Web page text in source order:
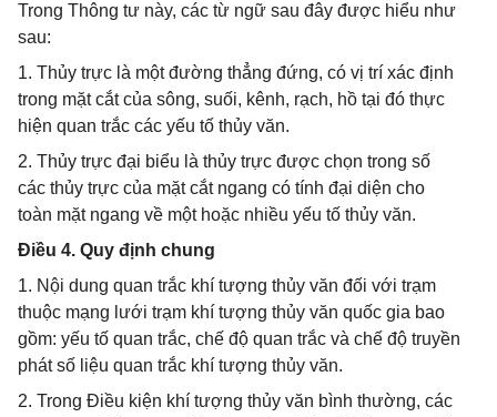
Trong Thông tư này, các từ ngữ sau đây được hiểu như
sau:
1. Thủy trực là một đường thẳng đứng, có vị trí xác định
trong mặt cắt của sông, suối, kênh, rạch, hồ tại đó thực
hiện quan trắc các yếu tố thủy văn.
2. Thủy trực đại biểu là thủy trực được chọn trong số
các thủy trực của mặt cắt ngang có tính đại diện cho
toàn mặt ngang về một hoặc nhiều yếu tố thủy văn.
Điều 4. Quy định chung
1. Nội dung quan trắc khí tượng thủy văn đối với trạm
thuộc mạng lưới trạm khí tượng thủy văn quốc gia bao
gồm: yếu tố quan trắc, chế độ quan trắc và chế độ truyền
phát số liệu quan trắc khí tượng thủy văn.
2. Trong Điều kiện khí tượng thủy văn bình thường, các